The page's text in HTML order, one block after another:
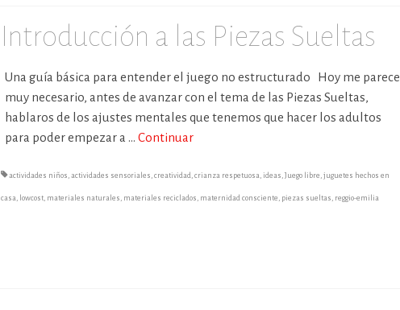
Introducción a las Piezas Sueltas
Una guía básica para entender el juego no estructurado Hoy me parece
muy necesario, antes de avanzar con el tema de las Piezas Sueltas,
hablaros de los ajustes mentales que tenemos que hacer los adultos
para poder empezar a …Continuar
actividades niños ,actividades sensoriales ,creatividad,crianza respetuosa, ideas ,Juego libre ,juguetes hechos en
casa, lowcost, materiales naturales , materiales reciclados , maternidad consciente , piezas sueltas , reggio-emilia